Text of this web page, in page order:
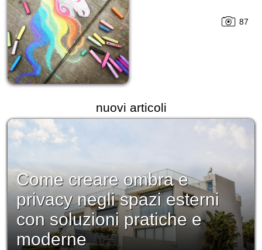
87
nuovi articoli
Come creare ombra e
privacy negli spazi esterni
con soluzioni pratiche e
moderne